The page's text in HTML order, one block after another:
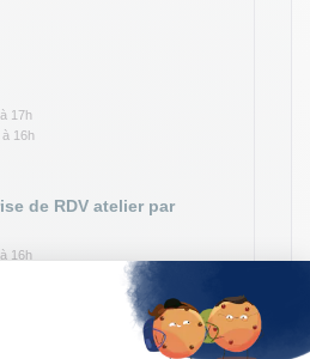
17h
à 16h
de RDV atelier par
16h